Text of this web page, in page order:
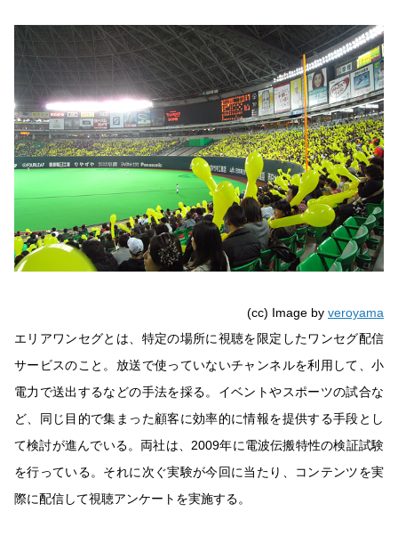
(cc) Image by veroyama
エリアワンセグとは、特定の場所に視聴を限定したワンセグ配信
サービスのこと。放送で使っていないチャンネルを利用して、小
電力で送出するなどの手法を採る。イベントやスポーツの試合な
ど、同じ目的で集まった顧客に効率的に情報を提供する手段とし
て検討が進んでいる。両社は、2009年に電波伝搬特性の検証試験
を行っている。それに次ぐ実験が今回に当たり、コンテンツを実
際に配信して視聴アンケートを実施する。